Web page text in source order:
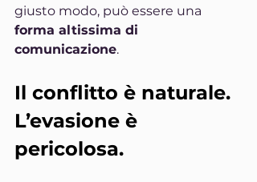
giusto modo, può essere una
forma altissima di
comunicazione.
Il conflitto è naturale.
L’evasione è
pericolosa.